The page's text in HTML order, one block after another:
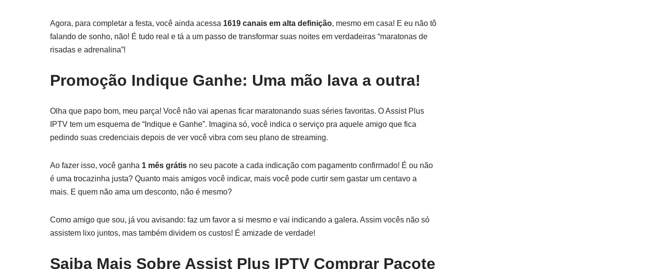
Agora, para completar a festa, você ainda acessa 1619 canais em alta definição, mesmo em casa! E eu não tô
falando de sonho, não! É tudo real e tá a um passo de transformar suas noites em verdadeiras “maratonas de
risadas e adrenalina”!
Promoção Indique Ganhe: Uma mão lava a outra!
Olha que papo bom, meu parça! Você não vai apenas ficar maratonando suas séries favoritas. O Assist Plus
IPTV tem um esquema de “Indique e Ganhe”. Imagina só, você indica o serviço pra aquele amigo que fica
pedindo suas credenciais depois de ver você vibra com seu plano de streaming.
Ao fazer isso, você ganha 1 mês grátis no seu pacote a cada indicação com pagamento confirmado! É ou não
é uma trocazinha justa? Quanto mais amigos você indicar, mais você pode curtir sem gastar um centavo a
mais. E quem não ama um desconto, não é mesmo?
Como amigo que sou, já vou avisando: faz um favor a si mesmo e vai indicando a galera. Assim vocês não só
assistem lixo juntos, mas também dividem os custos! É amizade de verdade!
Saiba Mais Sobre Assist Plus IPTV Comprar Pacote